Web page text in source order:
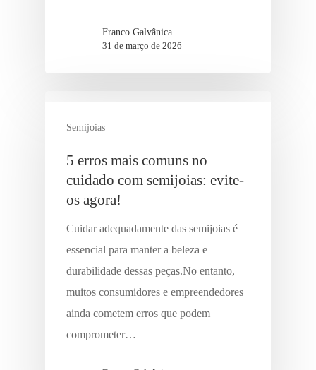
Franco Galvânica
31 de março de 2026
Semijoias
5 erros mais comuns no
cuidado com semijoias: evite-
os agora!
Cuidar adequadamente das semijoias é
essencial para manter a beleza e
durabilidade dessas peças.No entanto,
muitos consumidores e empreendedores
ainda cometem erros que podem
comprometer…